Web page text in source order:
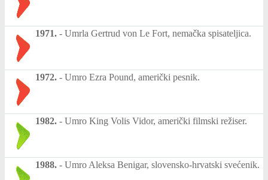
1971. - Umrla Gertrud von Le Fort, nemačka spisateljica.
1972. - Umro Ezra Pound, američki pesnik.
1982. - Umro King Volis Vidor, američki filmski režiser.
1988. - Umro Aleksa Benigar, slovensko-hrvatski svećenik.